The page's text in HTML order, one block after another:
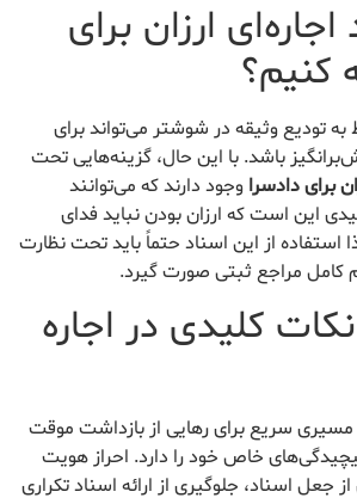
ارزان برای
کنیم؟
تودیع وثیقه در شوشتر می‌تواند برای
باشد. با این حال، گزینه‌هایی تحت
برای دادسرا وجود دارند که می‌توانند
این است که ارزان بودن نباید فدای
از این اسناد حتماً باید تحت نظارت
کامل مراجع ثبتی صورت گیرد.
کلیدی در اجاره
مسیری سریع برای رهایی از بازداشت موقت
خاص خود را دارد. احراز هویت
جعل اسناد، جلوگیری از ارائه اسناد تکراری